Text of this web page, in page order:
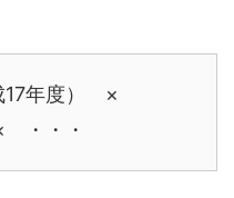
17年度） ×
・・・